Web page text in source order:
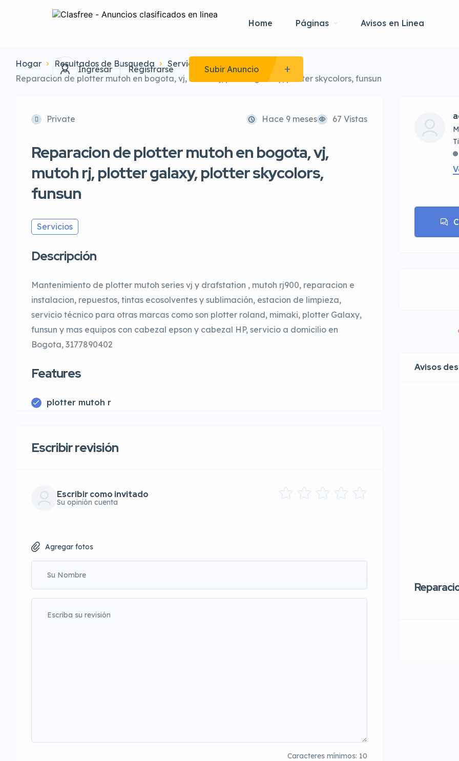
Home Páginas Avisos en Linea
Ingresar Registrarse Subir Anuncio
Hogar Resultados de Busqueda
Servicios
Reparacion de plotter mutoh en bogota, vj, mutoh rj, plotter galaxy, plotter skycolors, funsun
Private Hace 9 meses 67 Vistas
Reparacion de plotter mutoh en bogota, vj,
mutoh rj, plotter galaxy, plotter skycolors,
funsun
Servicios
Descripción
Mantenimiento de plotter mutoh series vj y drafstation , mutoh rj900, reparacion e
instalacion, repuestos, tintas ecosolventes y sublimación, estacion de limpieza,
servicio técnico para otras marcas como son plotter roland, mimaki, plotter Galaxy,
funsun y mas equipos con cabezal epson y cabezal HP, servicio a domicilio en
Bogota, 3177890402
Features
plotter mutoh r
Escribir revisión
Escribir como invitado
Su opinión cuenta
Agregar fotos
Caracteres mínimos: 10
Avisos